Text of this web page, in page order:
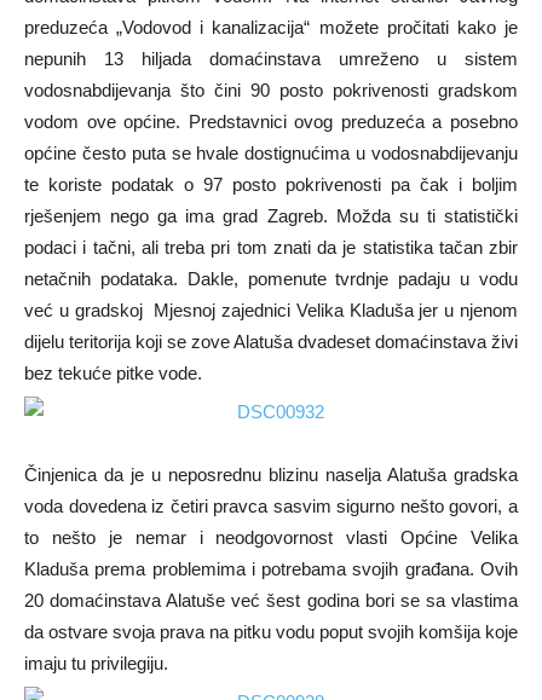
preduzeća „Vodovod i kanalizacija“ možete pročitati kako je
nepunih 13 hiljada domaćinstava umreženo u sistem
vodosnabdijevanja što čini 90 posto pokrivenosti gradskom
vodom ove općine. Predstavnici ovog preduzeća a posebno
općine često puta se hvale dostignućima u vodosnabdijevanju
te koriste podatak o 97 posto pokrivenosti pa čak i boljim
rješenjem nego ga ima grad Zagreb. Možda su ti statistički
podaci i tačni, ali treba pri tom znati da je statistika tačan zbir
netačnih podataka. Dakle, pomenute tvrdnje padaju u vodu
već u gradskoj Mjesnoj zajednici Velika Kladuša jer u njenom
dijelu teritorija koji se zove Alatuša dvadeset domaćinstava živi
bez tekuće pitke vode.
Činjenica da je u neposrednu blizinu naselja Alatuša gradska
voda dovedena iz četiri pravca sasvim sigurno nešto govori, a
to nešto je nemar i neodgovornost vlasti Općine Velika
Kladuša prema problemima i potrebama svojih građana. Ovih
20 domaćinstava Alatuše već šest godina bori se sa vlastima
da ostvare svoja prava na pitku vodu poput svojih komšija koje
imaju tu privilegiju.